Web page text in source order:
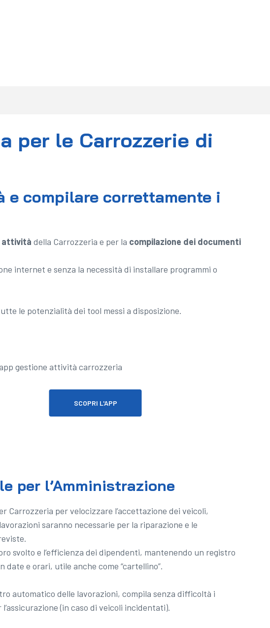
per le Carrozzerie di
e compilare correttamente i
attività della Carrozzeria e per la compilazione dei documenti
internet e senza la necessità di installare programmi o
le potenzialità dei tool messi a disposizione.
SCOPRI L'APP
per l’Amministrazione
Carrozzeria per velocizzare l’accettazione dei veicoli,
saranno necessarie per la riparazione e le
svolto e l’efficienza dei dipendenti, mantenendo un registro
date e orari, utile anche come “cartellino”.
automatico delle lavorazioni, compila senza difficoltà i
(in caso di veicoli incidentati).